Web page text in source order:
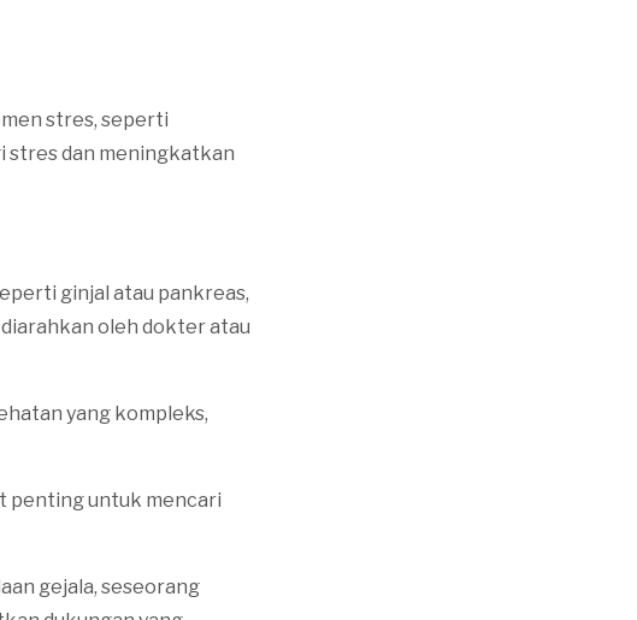
stres, seperti
stres dan meningkatkan
ginjal atau pankreas,
oleh dokter atau
yang kompleks,
penting untuk mencari
gejala, seseorang